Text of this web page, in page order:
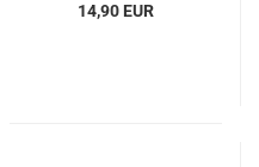
14,90 EUR